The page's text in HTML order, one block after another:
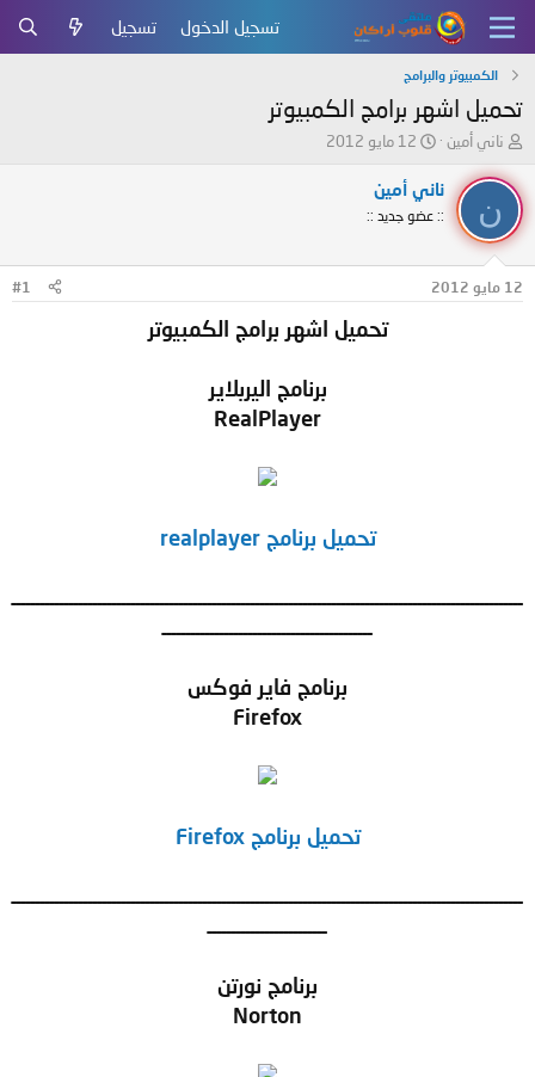
تسجيل الدخول تسجيل
الكمبيوتر والبرامج
تحميل اشهر برامج الكمبيوتر
ب
د
ل
م
و
ناني أمين
ت
ي
خ
ل
12 مايو 2012
ن
ناني أمين
:: عضو جديد ::
12 مايو 2012 #1
تحميل اشهر برامج الكمبيوتر
برنامج اليربلاير
RealPlayer
تحميل برنامج realplayer
ـــــــــــــــــــــــــــــــــــــــــــــــــــــــــــــــــــــــــــــــــــــــــــــــــــــــــــ
ــــــــــــــــــــــــــــــــــــــــــــ
برنامج فاير فوكس
Firefox
تحميل برنامج Firefox
ـــــــــــــــــــــــــــــــــــــــــــــــــــــــــــــــــــــــــــــــــــــــــــــــــــــــــــ
ـــــــــــــــــــــــــ
برنامج نورتن
Norton